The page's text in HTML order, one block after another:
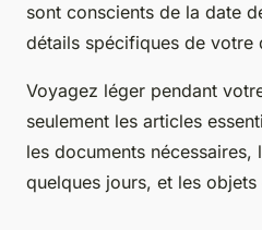
sont conscients de la date
détails spécifiques de votre
Voyagez léger pendant
seulement les articles
les documents nécessaires,
quelques jours, et les objets